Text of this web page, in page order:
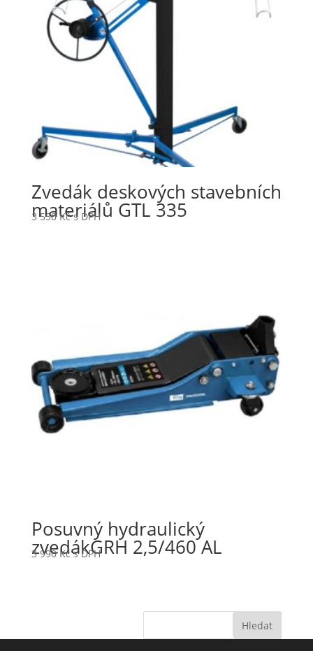
Zvedák deskových stavebních
materiálů GTL 335
3 550Kč s DPH
Posuvný hydraulický
zvedákGRH 2,5/460 AL
3 990Kč s DPH